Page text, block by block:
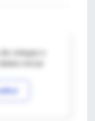
colegas o